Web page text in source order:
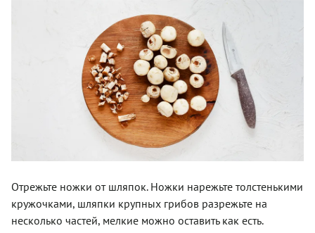
Отрежьте ножки от шляпок. Ножки нарежьте толстенькими
кружочками, шляпки крупных грибов разрежьте на
несколько частей, мелкие можно оставить как есть.